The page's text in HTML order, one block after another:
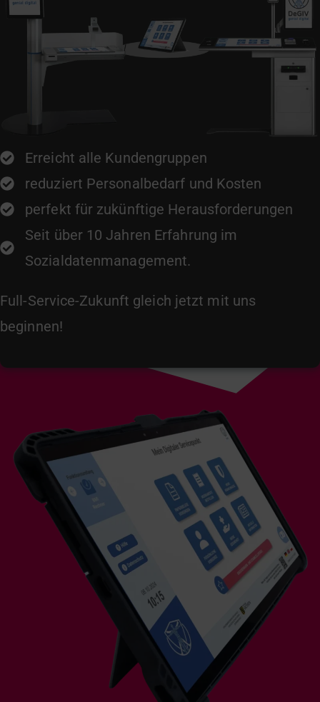
Erreicht alle Kundengruppen
reduziert Personalbedarf und Kosten
perfekt für zukünftige Herausforderungen
Seit über 10 Jahren Erfahrung im
Sozialdatenmanagement.
Full-Service-Zukunft gleich jetzt mit uns
beginnen!